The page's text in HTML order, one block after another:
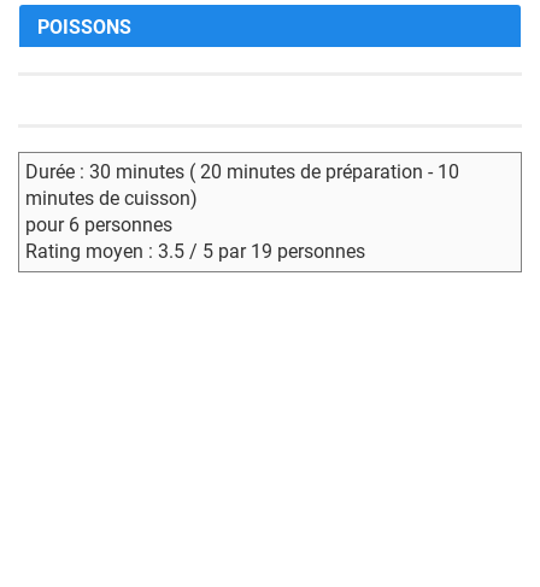
POISSONS
Durée : 30 minutes ( 20 minutes de préparation - 10
minutes de cuisson)
pour 6 personnes
Rating moyen : 3.5 / 5 par 19 personnes